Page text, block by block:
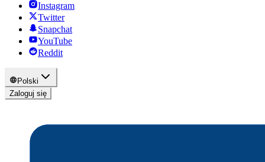
Instagram
Twitter
Snapchat
YouTube
Reddit
Polski
Zaloguj się